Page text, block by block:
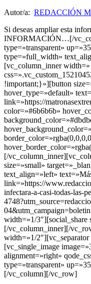
Autor/a: REDACCIÓN
Si deseas ampliar esta
INFORMACIÓN…[/
type=»transparent»
type=»full_width»
[vc_column_inner
!important;}»][button
hover_type=»default»
link=»https://
color=»#6b6b6b»
[/
size=»small»
text_align=»left»
link=»https://
infectara-a-casi-todas-las-
width=»1/3″][social_share
[/vc_column_inner][/
width=»1/
[vc_single_image
alignment=»right»
type=»transparent»
[/vc_column][/vc_row]